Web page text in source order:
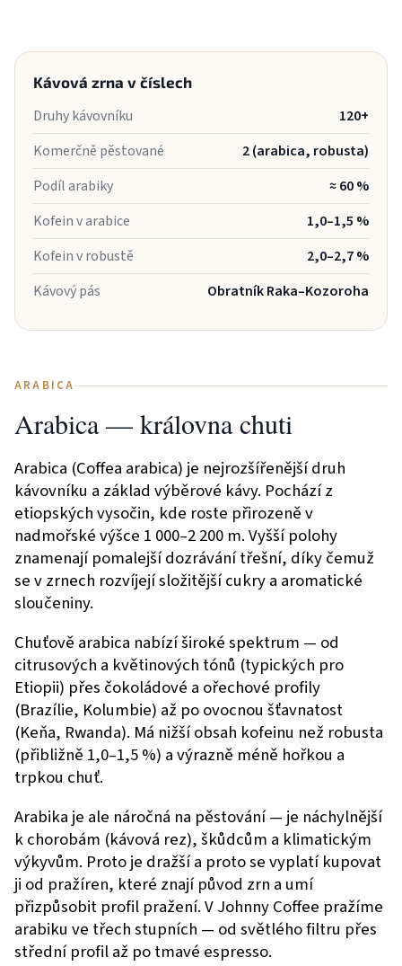
Kávová zrna v číslech
Druhy kávovníku
120+
Komerčně pěstované
2 (arabica, robusta)
Podíl arabiky
≈ 60 %
Kofein v arabice
1,0–1,5 %
Kofein v robustě
2,0–2,7 %
Kávový pás
Obratník Raka–Kozoroha
ARABICA
Arabica — královna chuti
Arabica (Coffea arabica) je nejrozšířenější druh
kávovníku a základ výběrové kávy. Pochází z
etiopských vysočin, kde roste přirozeně v
nadmořské výšce 1 000–2 200 m. Vyšší polohy
znamenají pomalejší dozrávání třešní, díky čemuž
se v zrnech rozvíjejí složitější cukry a aromatické
sloučeniny.
Chuťově arabica nabízí široké spektrum — od
citrusových a květinových tónů (typických pro
Etiopii) přes čokoládové a ořechové profily
(Brazílie, Kolumbie) až po ovocnou šťavnatost
(Keňa, Rwanda). Má nižší obsah kofeinu než robusta
(přibližně 1,0–1,5 %) a výrazně méně hořkou a
trpkou chuť.
Arabika je ale náročná na pěstování — je náchylnější
k chorobám (kávová rez), škůdcům a klimatickým
výkyvům. Proto je dražší a proto se vyplatí kupovat
ji od pražíren, které znají původ zrn a umí
přizpůsobit profil pražení. V Johnny Coffee pražíme
arabiku ve třech stupních — od světlého filtru přes
střední profil až po tmavé espresso.